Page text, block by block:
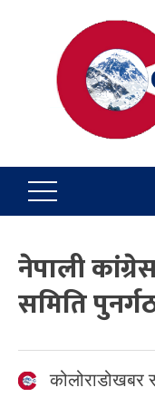
नेपाली
समिति
कोलोराडोखबर